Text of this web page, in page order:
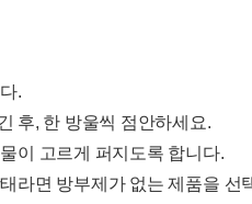
.
후, 한 방울씩 점안하세요.
이 고르게 퍼지도록 합니다.
라면 방부제가 없는 제품을 선